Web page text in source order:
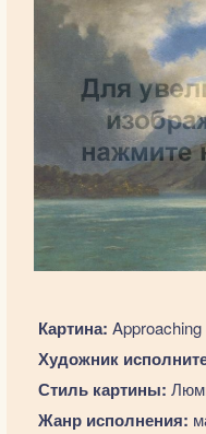
Картина:
Художник
Стиль картины:
Жанр исполнения: